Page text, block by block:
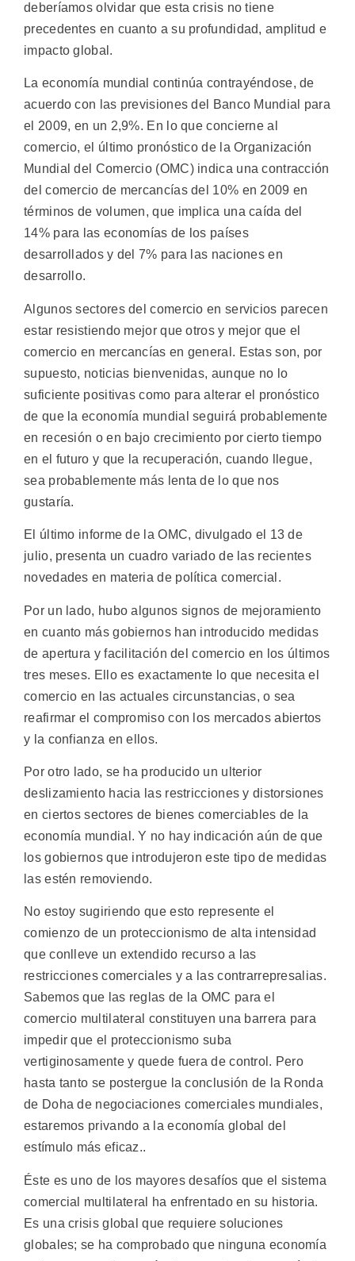
deberíamos olvidar que esta crisis no tiene
precedentes en cuanto a su profundidad, amplitud e
impacto global.
La economía mundial continúa contrayéndose, de
acuerdo con las previsiones del Banco Mundial para
el 2009, en un 2,9%. En lo que concierne al
comercio, el último pronóstico de la Organización
Mundial del Comercio (OMC) indica una contracción
del comercio de mercancías del 10% en 2009 en
términos de volumen, que implica una caída del
14% para las economías de los países
desarrollados y del 7% para las naciones en
desarrollo.
Algunos sectores del comercio en servicios parecen
estar resistiendo mejor que otros y mejor que el
comercio en mercancías en general. Estas son, por
supuesto, noticias bienvenidas, aunque no lo
suficiente positivas como para alterar el pronóstico
de que la economía mundial seguirá probablemente
en recesión o en bajo crecimiento por cierto tiempo
en el futuro y que la recuperación, cuando llegue,
sea probablemente más lenta de lo que nos
gustaría.
El último informe de la OMC, divulgado el 13 de
julio, presenta un cuadro variado de las recientes
novedades en materia de política comercial.
Por un lado, hubo algunos signos de mejoramiento
en cuanto más gobiernos han introducido medidas
de apertura y facilitación del comercio en los últimos
tres meses. Ello es exactamente lo que necesita el
comercio en las actuales circunstancias, o sea
reafirmar el compromiso con los mercados abiertos
y la confianza en ellos.
Por otro lado, se ha producido un ulterior
deslizamiento hacia las restricciones y distorsiones
en ciertos sectores de bienes comerciables de la
economía mundial. Y no hay indicación aún de que
los gobiernos que introdujeron este tipo de medidas
las estén removiendo.
No estoy sugiriendo que esto represente el
comienzo de un proteccionismo de alta intensidad
que conlleve un extendido recurso a las
restricciones comerciales y a las contrarrepresalias.
Sabemos que las reglas de la OMC para el
comercio multilateral constituyen una barrera para
impedir que el proteccionismo suba
vertiginosamente y quede fuera de control. Pero
hasta tanto se postergue la conclusión de la Ronda
de Doha de negociaciones comerciales mundiales,
estaremos privando a la economía global del
estímulo más eficaz..
Éste es uno de los mayores desafíos que el sistema
comercial multilateral ha enfrentado en su historia.
Es una crisis global que requiere soluciones
globales; se ha comprobado que ninguna economía